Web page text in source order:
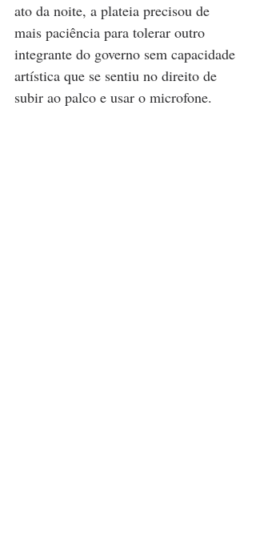
ato da noite, a plateia precisou de
mais paciência para tolerar outro
integrante do governo sem capacidade
artística que se sentiu no direito de
subir ao palco e usar o microfone.